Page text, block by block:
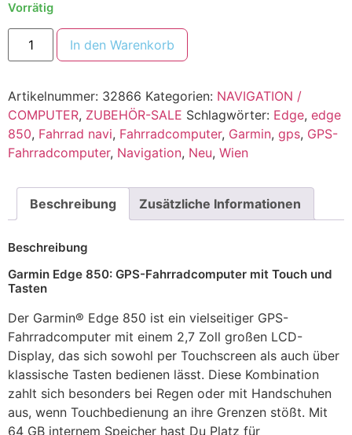
Vorrätig
In den Warenkorb
Artikelnummer: 32866 Kategorien: NAVIGATION /
COMPUTER, ZUBEHÖR-SALE Schlagwörter: Edge, edge
850, Fahrrad navi, Fahrradcomputer, Garmin, gps, GPS-
Fahrradcomputer, Navigation, Neu, Wien
Beschreibung Zusätzliche Informationen
Beschreibung
Garmin Edge 850: GPS-Fahrradcomputer mit Touch und
Tasten
Der Garmin® Edge 850 ist ein vielseitiger GPS-
Fahrradcomputer mit einem 2,7 Zoll großen LCD-
Display, das sich sowohl per Touchscreen als auch über
klassische Tasten bedienen lässt. Diese Kombination
zahlt sich besonders bei Regen oder mit Handschuhen
aus, wenn Touchbedienung an ihre Grenzen stößt. Mit
64 GB internem Speicher hast Du Platz für